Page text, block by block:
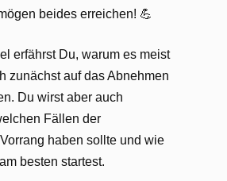
beides erreichen! 💪
erfährst Du, warum es meist
zunächst auf das Abnehmen
Du wirst aber auch
Fällen der
haben sollte und wie
besten startest.